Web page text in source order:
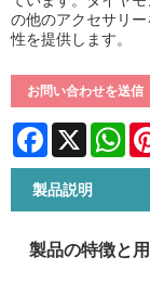
の他のアクセサリ
性を提供します。
お問い合わせを送信
Facebook
X
製品説明
製品の特徴と